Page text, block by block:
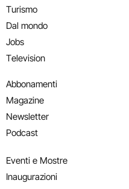
Turismo
Dal mondo
Jobs
Television
Abbonamenti
Magazine
Newsletter
Podcast
Eventi e Mostre
Inaugurazioni